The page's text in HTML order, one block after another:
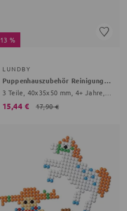
13 %
LUNDBY
Puppenhauszubehör Reinigungsset
15,44 € 17,90 €